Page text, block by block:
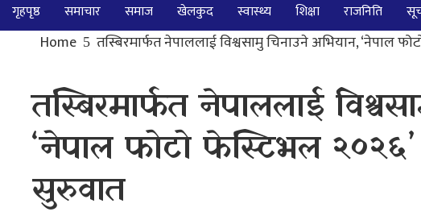
गृहपृष्ठ समाचार समाज खेलकुद स्वास्थ्य शिक्षा राजनिति
Home तस्बिरमार्फत नेपाललाई विश्वसामु चिनाउने अभियान, ‘नेपाल
तस्बिरमार्फत नेपाललाई
‘नेपाल फोटो फेस्टिभल
सुरुवात